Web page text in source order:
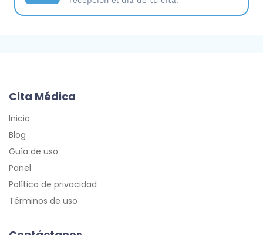
Cita Médica
Inicio
Blog
Guía de uso
Panel
Política de privacidad
Términos de uso